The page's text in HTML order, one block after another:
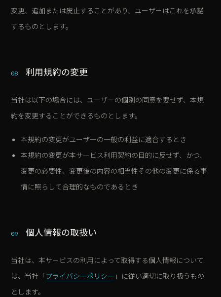
変更、追加または廃止することがあり、ユーザーはこれを承諾
するものとします。
08 利用規約の変更
当社は以下の場合には、ユーザーの個別の同意を要せず、本規
約を変更することができるものとします。
本規約の変更がユーザーの一般の利益に適合するとき
本規約の変更が本サービス利用契約の目的に反せず、かつ、
変更の必要性、変更後の内容の相当性その他の変更に係る事
情に照らして合理的なものであるとき
09 個人情報の取扱い
当社は、本サービスの利用によって取得する個人情報について
は、当社「プライバシーポリシー 」に従い適切に取り扱うもの
とします。